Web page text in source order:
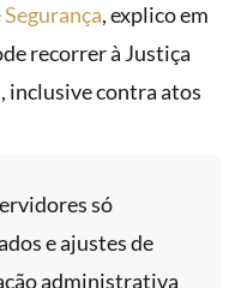
, explico em
recorrer à Justiça
inclusive contra atos
só
e ajustes de
administrativa